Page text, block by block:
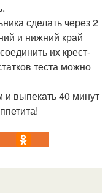
сделать через 2
и нижний край
их крест-
теста можно
и выпекать 40 минут